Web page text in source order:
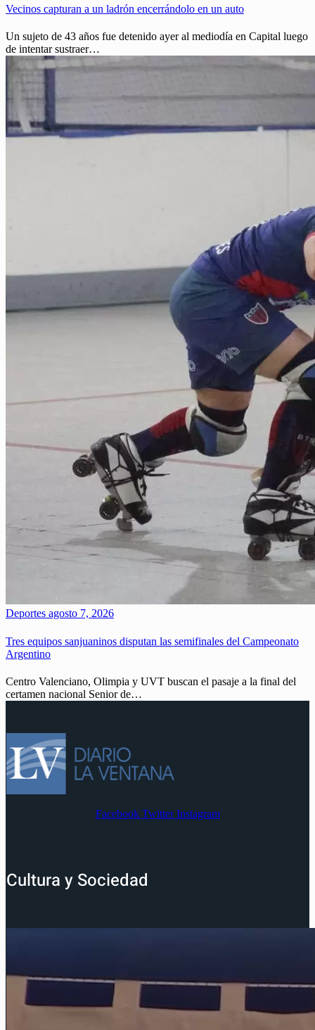
Vecinos capturan a un ladrón encerrándolo en un auto
Un sujeto de 43 años fue detenido ayer al mediodía en Capital luego
de intentar sustraer…
Deportes agosto 7, 2026
Tres equipos sanjuaninos disputan las semifinales del Campeonato
Argentino
Centro Valenciano, Olimpia y UVT buscan el pasaje a la final del
certamen nacional Senior de…
Facebook Twitter Instagram
Cultura y Sociedad